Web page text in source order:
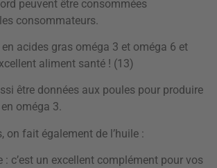
peuvent être consommées
consommateurs.
acides gras oméga 3 et oméga 6 et
aliment santé ! (13)
être données aux poules pour produire
oméga 3.
on fait également de l’huile :
: c’est un excellent complément pour vos